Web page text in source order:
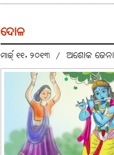
ଦୋଳ
ମାର୍ଚ୍ଚ୍ ୧୧, ୨୦୧୩ / ଅଶୋକ ଜେନା